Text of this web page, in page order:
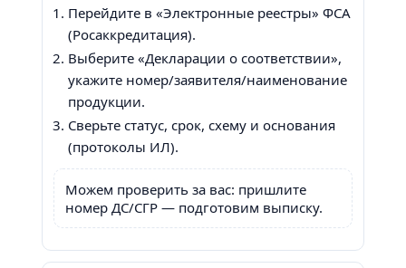
Перейдите в «Электронные реестры» ФСА
(Росаккредитация).
Выберите «Декларации о соответствии»,
укажите номер/заявителя/наименование
продукции.
Сверьте статус, срок, схему и основания
(протоколы ИЛ).
Можем проверить за вас: пришлите
номер ДС/СГР — подготовим выписку.